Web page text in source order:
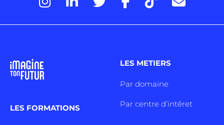
LES FORMATIONS
LES METIERS
Par domaine
Par centre d’intêret